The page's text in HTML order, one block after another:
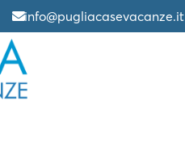
info@pugliacasevacanze.it